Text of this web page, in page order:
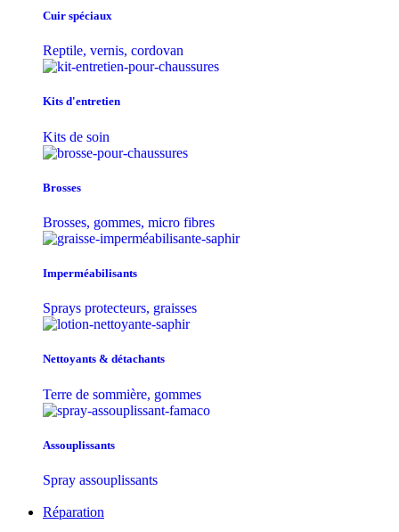
Cuir spéciaux
Reptile, vernis, cordovan
Kits d'entretien
Kits de soin
Brosses
Brosses, gommes, micro fibres
Imperméabilisants
Sprays protecteurs, graisses
Nettoyants & détachants
Terre de sommière, gommes
Assouplissants
Spray assouplissants
Réparation